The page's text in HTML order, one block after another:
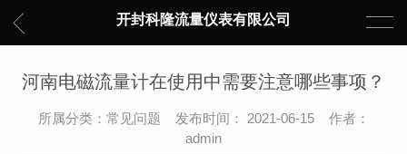
开封科隆流量仪表有限公司
河南电磁流量计在使用中需要注意哪些事项？
所属分类：常见问题 发布时间： 2021-06-15 作者：
admin